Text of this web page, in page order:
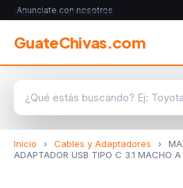
Anunciate con nosotros
GuateChivas.com
Inicio › Cables y Adaptadores ›
ADAPTADOR USB TIPO C 3.1 MACHO
CABLES Y ADAPTADORES